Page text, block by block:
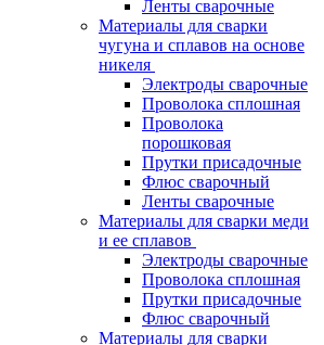
Ленты сварочные
Материалы для сварки
чугуна и сплавов на основе
никеля
Электроды сварочные
Проволока сплошная
Проволока
порошковая
Прутки присадочные
Флюс сварочный
Ленты сварочные
Материалы для сварки меди
и ее сплавов
Электроды сварочные
Проволока сплошная
Прутки присадочные
Флюс сварочный
Материалы для сварки